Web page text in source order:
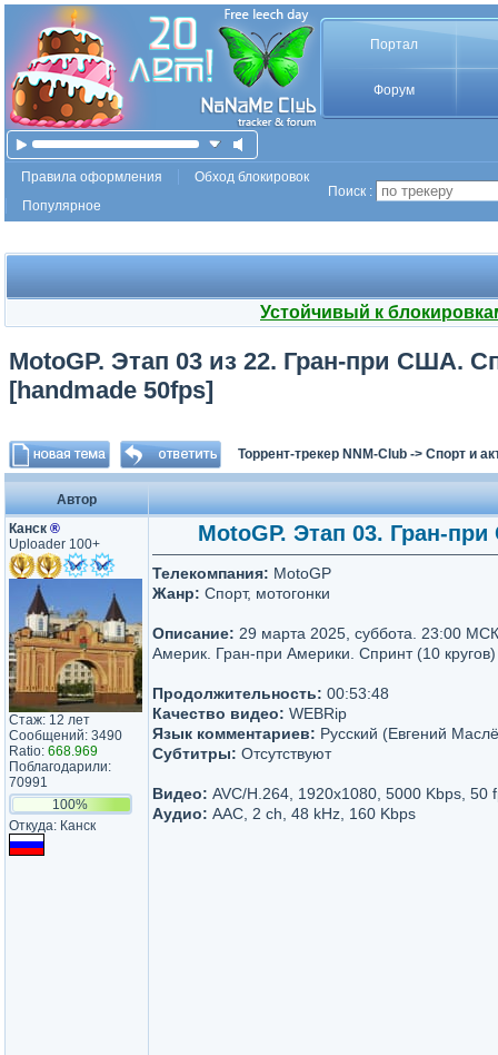
Портал
Форум
Правила оформления
Обход блокировок
Популярное
Поиск :
Устойчивый к
MotoGP. Этап 03 из 22. Гран-при США.
[handmade 50fps]
Торрент-трекер NNM-Club -> Спорт и
Автор
Канск ®
Uploader 100+
Стаж: 12 лет
Сообщений: 3490
Ratio: 668.969
Поблагодарили:
70991
100%
Откуда: Канск
MotoGP. Этап 03. Гран-
Телекомпания: MotoGP
Жанр: Спорт, мотогонки
Описание: 29 марта 2025, суббота. 23:00
Америк. Гран-при Америки. Спринт (10 кругов)
Продолжительность: 00:53:48
Качество видео: WEBRip
Язык комментариев: Русский (Евгений
Субтитры: Отсутствуют
Видео: AVC/H.264, 1920x1080, 5000 Kbps, 50
Аудио: AAC, 2 ch, 48 kHz, 160 Kbps